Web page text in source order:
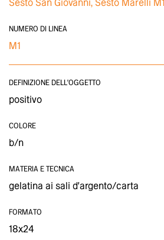
Sesto San Giovanni, Sesto Marelli M1
NUMERO DI LINEA
M1
DEFINIZIONE DELL'OGGETTO
positivo
COLORE
b/n
MATERIA E TECNICA
gelatina ai sali d'argento/carta
FORMATO
18x24